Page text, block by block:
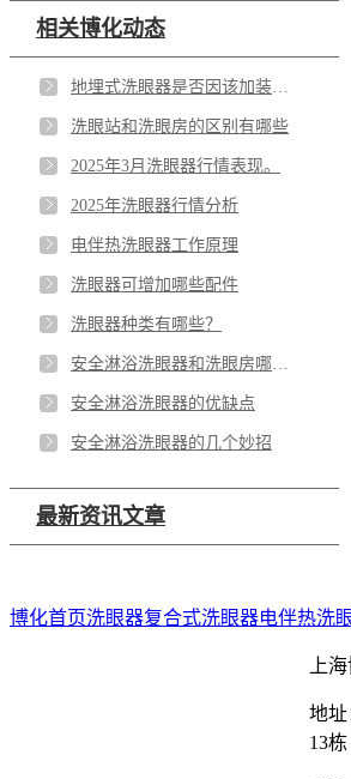
相关博化动态
洗眼站和洗眼房的区别有哪些
2025年3月洗眼器行情表现。
2025年洗眼器行情分析
电伴热洗眼器工作原理
洗眼器可增加哪些配件
洗眼器种类有哪些？
安全淋浴洗眼器的优缺点
安全淋浴洗眼器的几个妙招
最新资讯文章
博化首页洗眼器复合式洗眼器电伴热洗
上
地址
13栋